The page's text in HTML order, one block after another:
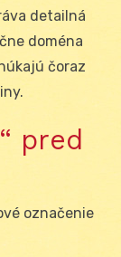
detailná
doména
čoraz
pred
označenie